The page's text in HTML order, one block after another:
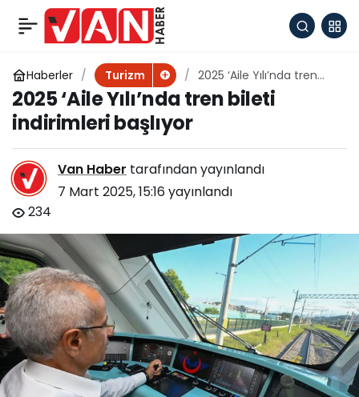
Haberler Turizm
2025 ‘Aile Yılı’nda tren
bileti indirimleri başlıyor
2025 ‘Aile Yılı’nda tren bileti
indirimleri başlıyor
Van Haber tarafından yayınlandı
7 Mart 2025, 15:16yayınlandı
234
Türkiye’deki tarihi
fenerler yenileniyor
Paylaş